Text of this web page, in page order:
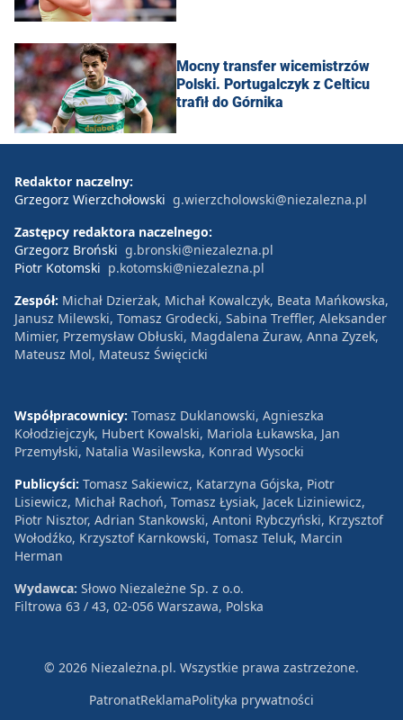
Mocny transfer wicemistrzów
Polski. Portugalczyk z Celticu
trafił do Górnika
Redaktor naczelny:
Grzegorz Wierzchołowski g.wierzcholowski@niezalezna.pl
Zastępcy redaktora naczelnego:
Grzegorz Broński g.bronski@niezalezna.pl
Piotr Kotomski p.kotomski@niezalezna.pl
Zespół: Michał Dzierżak, Michał Kowalczyk, Beata Mańkowska,
Janusz Milewski, Tomasz Grodecki, Sabina Treffler, Aleksander
Mimier, Przemysław Obłuski, Magdalena Żuraw, Anna Zyzek,
Mateusz Mol, Mateusz Święcicki
Współpracownicy: Tomasz Duklanowski, Agnieszka
Kołodziejczyk, Hubert Kowalski, Mariola Łukawska, Jan
Przemyłski, Natalia Wasilewska, Konrad Wysocki
Publicyści: Tomasz Sakiewicz, Katarzyna Gójska, Piotr
Lisiewicz, Michał Rachoń, Tomasz Łysiak, Jacek Liziniewicz,
Piotr Nisztor, Adrian Stankowski, Antoni Rybczyński, Krzysztof
Wołodźko, Krzysztof Karnkowski, Tomasz Teluk, Marcin
Herman
Wydawca: Słowo Niezależne Sp. z o.o.
Filtrowa 63 / 43, 02-056 Warszawa, Polska
© 2026 Niezależna.pl. Wszystkie prawa zastrzeżone.
PatronatReklamaPolityka prywatności